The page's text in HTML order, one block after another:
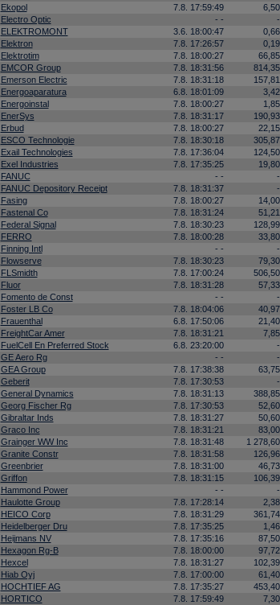
Ekopol 7.8. 17:59:49 6,50
Electro Optic - - -
ELEKTROMONT 3.6. 18:00:47 0,66
Elektron 7.8. 17:26:57 0,19
Elektrotim 7.8. 18:00:27 66,85
EMCOR Group 7.8. 18:31:56 814,35
Emerson Electric 7.8. 18:31:18 157,81
Energoaparatura 6.8. 18:01:09 3,42
Energoinstal 7.8. 18:00:27 1,85
EnerSys 7.8. 18:31:17 190,93
Erbud 7.8. 18:00:27 22,15
ESCO Technologie 7.8. 18:30:18 305,87
Exail Technologies 7.8. 17:36:04 124,50
Exel Industries 7.8. 17:35:25 19,80
FANUC - - -
FANUC Depository Receipt 7.8. 18:31:37 -
Fasing 7.8. 18:00:27 14,00
Fastenal Co 7.8. 18:31:24 51,21
Federal Signal 7.8. 18:30:23 128,99
FERRO 7.8. 18:00:28 33,80
Finning Intl - - -
Flowserve 7.8. 18:30:23 79,30
FLSmidth 7.8. 17:00:24 506,50
Fluor 7.8. 18:31:28 57,33
Fomento de Const - - -
Foster LB Co 7.8. 18:04:06 40,97
Frauenthal 6.8. 17:50:06 21,40
FreightCar Amer 7.8. 18:31:21 7,85
FuelCell En Preferred Stock 6.8. 23:20:00 -
GE Aero Rg - - -
GEA Group 7.8. 17:38:38 63,75
Geberit 7.8. 17:30:53 -
General Dynamics 7.8. 18:31:13 388,85
Georg Fischer Rg 7.8. 17:30:53 52,60
Gibraltar Inds 7.8. 18:31:27 50,60
Graco Inc 7.8. 18:31:21 83,00
Grainger WW Inc 7.8. 18:31:48 1 278,60
Granite Constr 7.8. 18:31:58 126,96
Greenbrier 7.8. 18:31:00 46,73
Griffon 7.8. 18:31:15 106,39
Hammond Power - - -
Haulotte Group 7.8. 17:28:14 2,38
HEICO Corp 7.8. 18:31:29 361,74
Heidelberger Dru 7.8. 17:35:25 1,46
Heijmans NV 7.8. 17:35:16 87,50
Hexagon Rg-B 7.8. 18:00:00 97,72
Hexcel 7.8. 18:31:27 102,39
Hiab Oyj 7.8. 17:00:00 61,40
HOCHTIEF AG 7.8. 17:35:27 453,40
HORTICO 7.8. 17:59:49 7,30